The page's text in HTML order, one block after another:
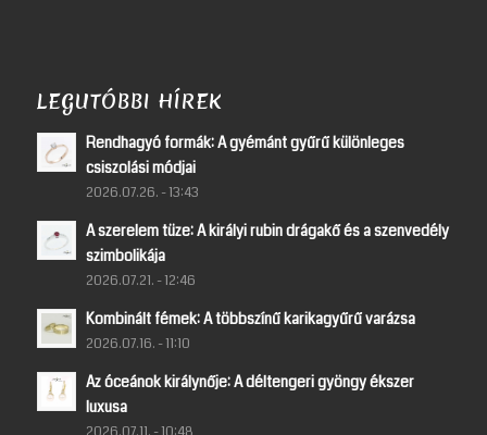
LEGUTÓBBI HÍREK
Rendhagyó formák: A gyémánt gyűrű különleges
csiszolási módjai
2026.07.26. - 13:43
A szerelem tüze: A királyi rubin drágakő és a szenvedély
szimbolikája
2026.07.21. - 12:46
Kombinált fémek: A többszínű karikagyűrű varázsa
2026.07.16. - 11:10
Az óceánok királynője: A déltengeri gyöngy ékszer
luxusa